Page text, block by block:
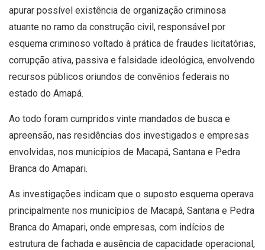
apurar possível existência de organização criminosa
atuante no ramo da construção civil, responsável por
esquema criminoso voltado à prática de fraudes licitatórias,
corrupção ativa, passiva e falsidade ideológica, envolvendo
recursos públicos oriundos de convênios federais no
estado do Amapá.
Ao todo foram cumpridos vinte mandados de busca e
apreensão, nas residências dos investigados e empresas
envolvidas, nos municípios de Macapá, Santana e Pedra
Branca do Amapari.
As investigações indicam que o suposto esquema operava
principalmente nos municípios de Macapá, Santana e Pedra
Branca do Amapari, onde empresas, com indícios de
estrutura de fachada e ausência de capacidade operacional,